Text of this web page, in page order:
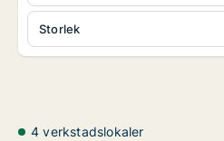
Storlek
4 verkstadslokaler